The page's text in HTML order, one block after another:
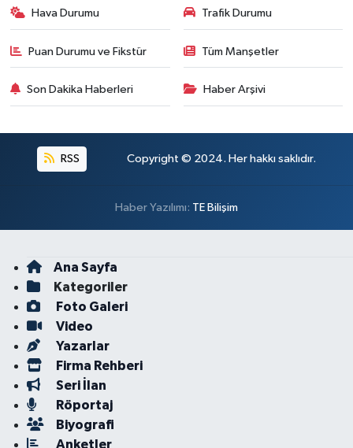
Hava Durumu Trafik Durumu
Puan Durumu ve Fikstür Tüm Manşetler
Son Dakika Haberleri Haber Arşivi
RSS Copyright © 2024. Her hakkı saklıdır.
Haber Yazılımı: TE Bilişim
Ana Sayfa
Kategoriler
Foto Galeri
Video
Yazarlar
Firma Rehberi
Seri İlan
Röportaj
Biyografi
Anketler